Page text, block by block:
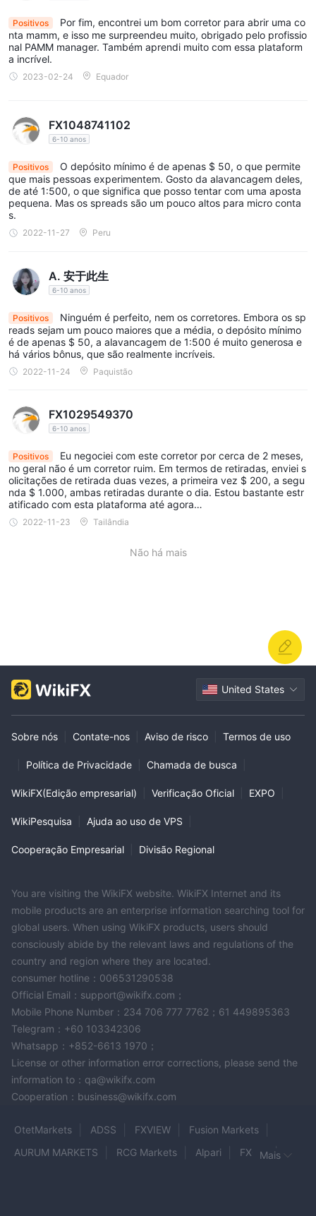
Positivos
Por fim, encontrei um bom corretor para abrir uma co
nta mamm, e isso me surpreendeu muito, obrigado pelo profissio
nal PAMM manager. Também aprendi muito com essa plataform
a incrível.
2023-02-24 Equador
FX1048741102
6-10 anos
Positivos
O depósito mínimo é de apenas $ 50, o que permite
que mais pessoas experimentem. Gosto da alavancagem deles,
de até 1:500, o que significa que posso tentar com uma aposta
pequena. Mas os spreads são um pouco altos para micro conta
s.
2022-11-27 Peru
A. 安于此生
6-10 anos
Positivos
Ninguém é perfeito, nem os corretores. Embora os sp
reads sejam um pouco maiores que a média, o depósito mínimo
é de apenas $ 50, a alavancagem de 1:500 é muito generosa e
há vários bônus, que são realmente incríveis.
2022-11-24 Paquistão
FX1029549370
6-10 anos
Positivos
Eu negociei com este corretor por cerca de 2 meses,
no geral não é um corretor ruim. Em termos de retiradas, enviei s
olicitações de retirada duas vezes, a primeira vez $ 200, a segu
nda $ 1.000, ambas retiradas durante o dia. Estou bastante estr
atificado com esta plataforma até agora…
2022-11-23 Tailândia
Não há mais
United States
Sobre nós Contate-nos Aviso de risco Termos de uso
Política de Privacidade Chamada de busca
WikiFX(Edição empresarial) Verificação Oficial EXPO
WikiPesquisa Ajuda ao uso de VPS
Cooperação Empresarial Divisão Regional
You are visiting the WikiFX website. WikiFX Internet and its
mobile products are an enterprise information searching tool for
global users. When using WikiFX products, users should
consciously abide by the relevant laws and regulations of the
country and region where they are located.
consumer hotline：006531290538
Official Email：support@wikifx.com；
Mobile Phone Number：234 706 777 7762；61 449895363
Telegram：+60 103342306
Whatsapp：+852-6613 1970；
License or other information error corrections, please send the
information to：qa@wikifx.com
Cooperation：business@wikifx.com
OtetMarkets ADSS FXVIEW
Fusion Markets
AURUM MARKETS
RCG Markets Alpari
FXQMMais